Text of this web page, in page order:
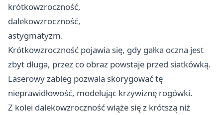
krótkowzroczność,
dalekowzroczność,
astygmatyzm.
Krótkowzroczność pojawia się, gdy gałka oczna jest
zbyt długa, przez co obraz powstaje przed siatkówką.
Laserowy zabieg pozwala skorygować tę
nieprawidłowość, modelując krzywiznę rogówki.
Z kolei dalekowzroczność wiąże się z krótszą niż